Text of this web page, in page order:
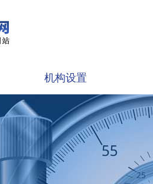
机构设置